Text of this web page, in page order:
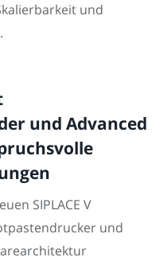
und
und Advanced
SIPLACE V
und